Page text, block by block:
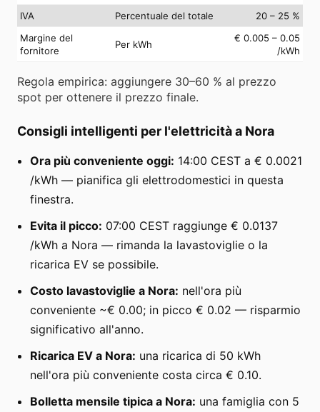
IVA
Percentuale del totale
20 – 25 %
Margine del
fornitore
Per kWh
€ 0.005 – 0.05
/kWh
Regola empirica: aggiungere 30–60 % al prezzo
spot per ottenere il prezzo finale.
Consigli intelligenti per l'elettricità a Nora
Ora più conveniente oggi: 14:00 CEST a € 0.0021
/kWh — pianifica gli elettrodomestici in questa
finestra.
Evita il picco: 07:00 CEST raggiunge € 0.0137
/kWh a Nora — rimanda la lavastoviglie o la
ricarica EV se possibile.
Costo lavastoviglie a Nora: nell'ora più
conveniente ~€ 0.00; in picco € 0.02 — risparmio
significativo all'anno.
Ricarica EV a Nora: una ricarica di 50 kWh
nell'ora più conveniente costa circa € 0.10.
Bolletta mensile tipica a Nora: una famiglia con 5